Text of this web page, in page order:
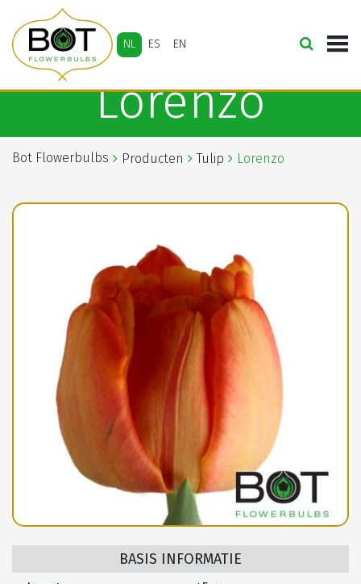
NL ES EN
Lorenzo
Bot Flowerbulbs Producten Tulip Lorenzo
BASIS INFORMATIE